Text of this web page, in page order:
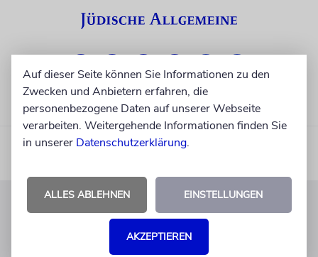
KUNDENSERVICE
Auf dieser Seite können Sie Informationen zu den
Zwecken und Anbietern erfahren, die
personenbezogene Daten auf unserer Webseite
verarbeiten. Weitergehende Informationen finden Sie
in unserer Datenschutzerklärung.
ALLES ABLEHNEN EINSTELLUNGEN
AKZEPTIEREN